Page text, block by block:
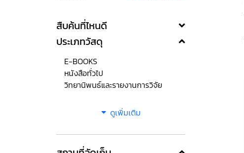
สืบค้นที่ไหนดี
ประเภทวัสดุ
E-BOOKS
หนังสือทั่วไป
วิทยานิพนธ์และรายงานการวิจัย
ดูเพิ่มเติม